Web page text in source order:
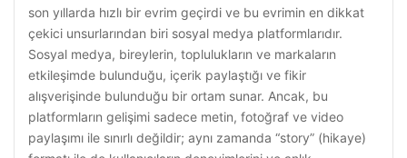
son yıllarda hızlı bir evrim geçirdi ve bu evrimin en dikkat
çekici unsurlarından biri sosyal medya platformlarıdır.
Sosyal medya, bireylerin, toplulukların ve markaların
etkileşimde bulunduğu, içerik paylaştığı ve fikir
alışverişinde bulunduğu bir ortam sunar. Ancak, bu
platformların gelişimi sadece metin, fotoğraf ve video
paylaşımı ile sınırlı değildir; aynı zamanda “story” (hikaye)